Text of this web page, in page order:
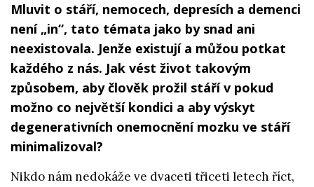
Mluvit o stáří, nemocech, depresích a demenci
není „in“, tato témata jako by snad ani
neexistovala. Jenže existují a můžou potkat
každého z nás. Jak vést život takovým
způsobem, aby člověk prožil stáří v pokud
možno co největší kondici a aby výskyt
degenerativních onemocnění mozku ve stáří
minimalizoval?
Nikdo nám nedokáže ve dvaceti třiceti letech říct,